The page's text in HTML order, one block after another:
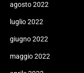
agosto 2022
luglio 2022
giugno 2022
maggio 2022